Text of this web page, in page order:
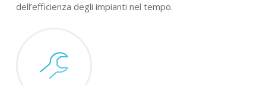
dell’efficienza degli impianti nel tempo.